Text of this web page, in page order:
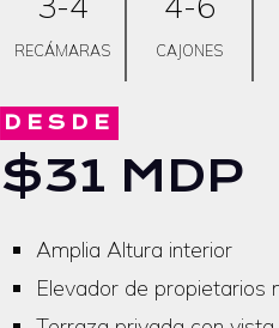
RECÁMARAS CAJONES
DESDE
$31 MDP
Amplia Altura interior
Elevador de propietarios